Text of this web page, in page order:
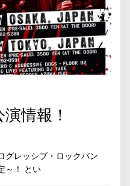
情報！
グレッシブ・ロックバン
～！ とい